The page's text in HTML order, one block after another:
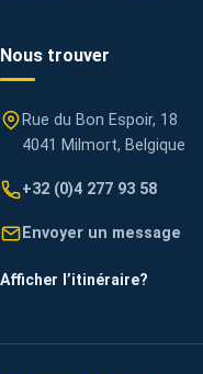
Nous trouver
Rue du Bon Espoir, 18
4041 Milmort, Belgique
+32 (0)4 277 93 58
Envoyer un message
Afficher l’itinéraire?